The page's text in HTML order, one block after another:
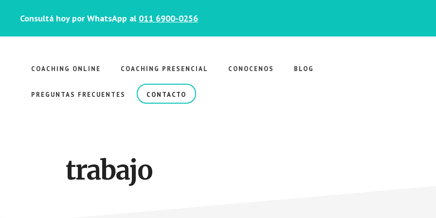
Consultá hoy por WhatsApp al 011 6900-0256
COACHING ONLINE COACHING PRESENCIAL CONOCENOS BLOG
PREGUNTAS FRECUENTES CONTACTO
trabajo